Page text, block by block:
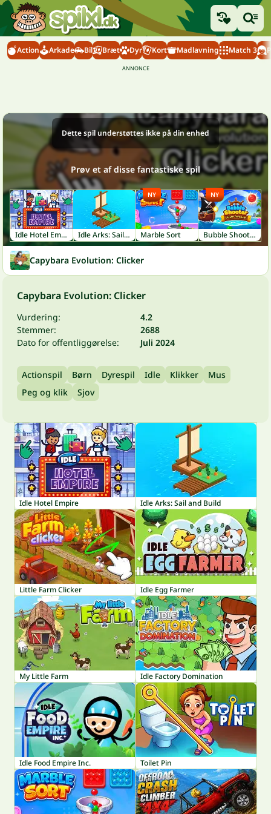
Action Arkade Bil Bræt Dyr Kort Madlavning Match 3
Dette spil understøttes ikke på din enhed
Prøv et af disse fantastiske spil
Idle Hotel Empire Idle Arks: Sail and Build Marble Sort
NY
Bubble Shooter: Pirate Treasures
NY
Capybara Evolution: Clicker
Capybara Evolution: Clicker
Vurdering:
4.2
Stemmer:
2688
Dato for offentliggørelse:
Juli 2024
Actionspil Børn Dyrespil Idle Klikker
Mus
Peg og klik
Sjov
Idle Hotel Empire Idle Arks: Sail and Build
Little Farm Clicker Idle Egg Farmer
My Little Farm Idle Factory Domination
Idle Food Empire Inc. Toilet Pin